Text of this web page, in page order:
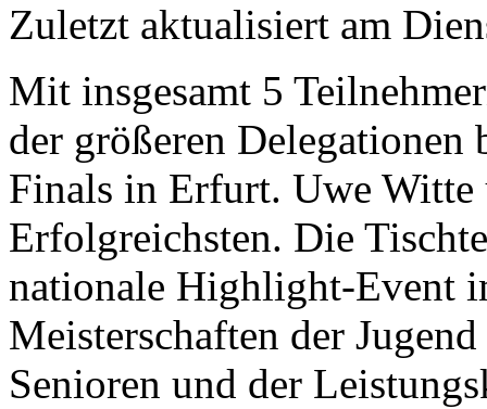
Zuletzt aktualisiert am
Mit insgesamt 5
der größeren Delegationen
Finals in Erfurt. Uwe Witte
Erfolgreichsten. Die
nationale Highlight-Event
Meisterschaften der
Senioren und der